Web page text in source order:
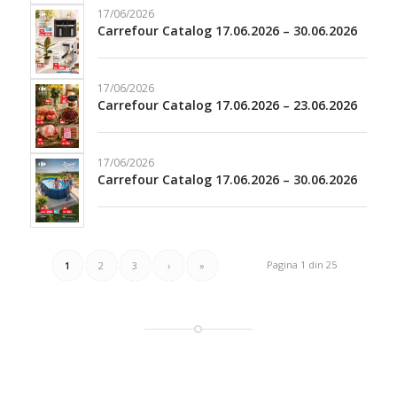
17/06/2026
Carrefour Catalog 17.06.2026 – 30.06.2026
17/06/2026
Carrefour Catalog 17.06.2026 – 23.06.2026
17/06/2026
Carrefour Catalog 17.06.2026 – 30.06.2026
Pagina 1 din 25
1 2 3 › »